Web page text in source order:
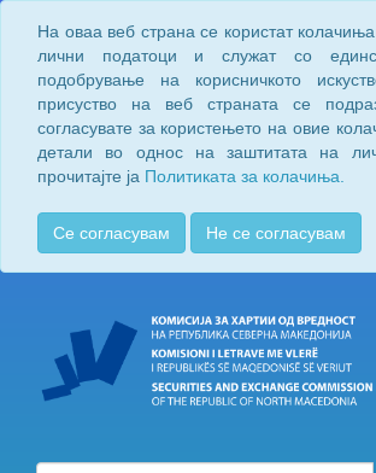
На оваа веб страна се користат
лични податоци и служат со
подобрување на корисничкото
присуство на веб страната се
согласувате за користењето на овие
детали во однос на заштитата на
прочитајте ја Политиката за колачиња.
Се согласувам Не се согласувам